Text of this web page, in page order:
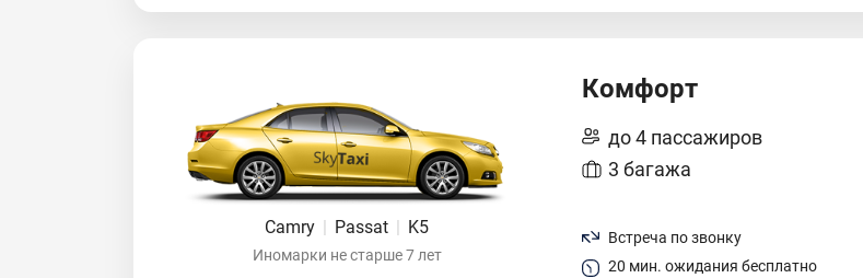
Camry | Passat | K5
Иномарки не старше 7 лет
Комфорт
до 4 пассажиров
3 багажа
Встреча по звонку
20 мин. ожидания бесплатно